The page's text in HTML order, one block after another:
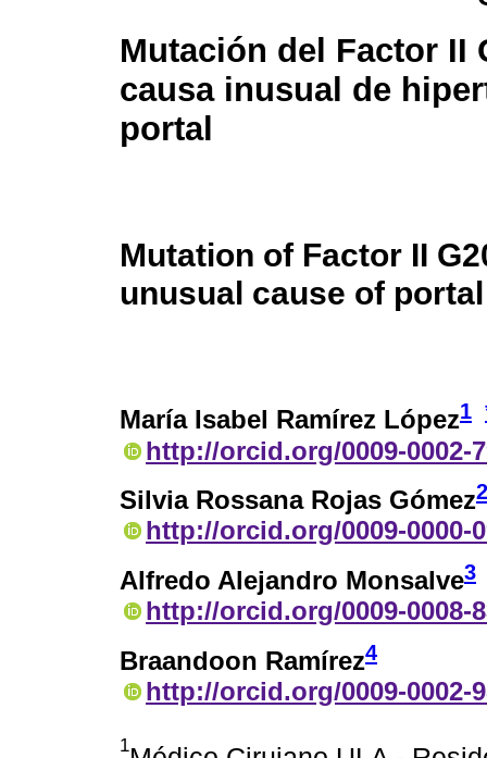
Mutación del Factor II
causa inusual de
portal
Mutation of Factor II
unusual cause of
María Isabel Ramírez López1
http://orcid.org/0009-0002-
Silvia Rossana Rojas Gómez2
http://orcid.org/0009-0000-
Alfredo Alejandro Monsalve3
http://orcid.org/0009-0008-
Braandoon Ramírez4
http://orcid.org/0009-0002-
1